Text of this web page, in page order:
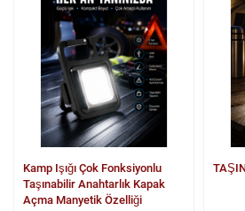
Kamp Işığı Çok Fonksiyonlu
Taşınabilir Anahtarlık Kapak
Açma Manyetik Özelliği